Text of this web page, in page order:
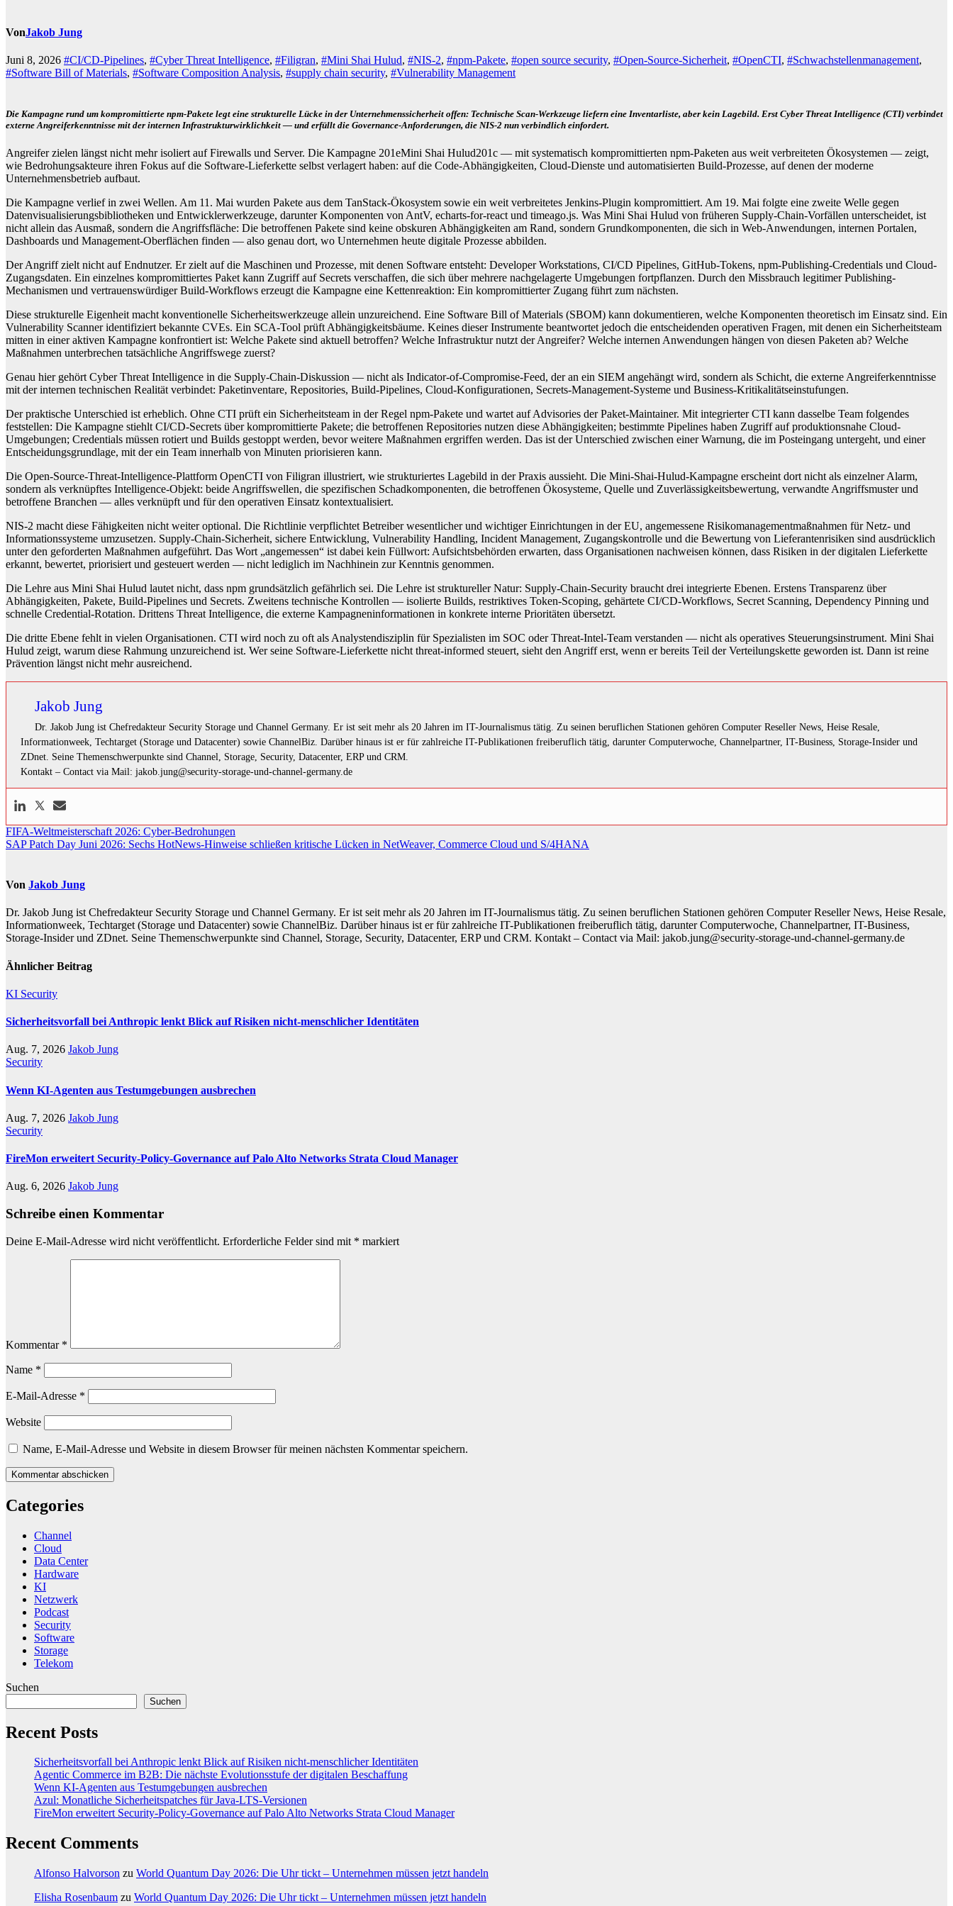
VonJakob Jung
Juni 8, 2026 #CI/CD-Pipelines, #Cyber Threat Intelligence, #Filigran, #Mini Shai Hulud, #NIS-2, #npm-Pakete, #open source security, #Open-Source-Sicherheit, #OpenCTI, #Schwachstellenmanagement,
#Software Bill of Materials, #Software Composition Analysis, #supply chain security, #Vulnerability Management
Die Kampagne rund um kompromittierte npm-Pakete legt eine strukturelle Lücke in der Unternehmenssicherheit offen: Technische Scan-Werkzeuge liefern eine Inventarliste, aber kein Lagebild. Erst Cyber Threat Intelligence (CTI) verbindet
externe Angreiferkenntnisse mit der internen Infrastrukturwirklichkeit — und erfüllt die Governance-Anforderungen, die NIS-2 nun verbindlich einfordert.
Angreifer zielen längst nicht mehr isoliert auf Firewalls und Server. Die Kampagne 201eMini Shai Hulud201c — mit systematisch kompromittierten npm-Paketen aus weit verbreiteten Ökosystemen — zeigt,
wie Bedrohungsakteure ihren Fokus auf die Software-Lieferkette selbst verlagert haben: auf die Code-Abhängigkeiten, Cloud-Dienste und automatisierten Build-Prozesse, auf denen der moderne
Unternehmensbetrieb aufbaut.
Die Kampagne verlief in zwei Wellen. Am 11. Mai wurden Pakete aus dem TanStack-Ökosystem sowie ein weit verbreitetes Jenkins-Plugin kompromittiert. Am 19. Mai folgte eine zweite Welle gegen
Datenvisualisierungsbibliotheken und Entwicklerwerkzeuge, darunter Komponenten von AntV, echarts-for-react und timeago.js. Was Mini Shai Hulud von früheren Supply-Chain-Vorfällen unterscheidet, ist
nicht allein das Ausmaß, sondern die Angriffsfläche: Die betroffenen Pakete sind keine obskuren Abhängigkeiten am Rand, sondern Grundkomponenten, die sich in Web-Anwendungen, internen Portalen,
Dashboards und Management-Oberflächen finden — also genau dort, wo Unternehmen heute digitale Prozesse abbilden.
Der Angriff zielt nicht auf Endnutzer. Er zielt auf die Maschinen und Prozesse, mit denen Software entsteht: Developer Workstations, CI/CD Pipelines, GitHub-Tokens, npm-Publishing-Credentials und Cloud-
Zugangsdaten. Ein einzelnes kompromittiertes Paket kann Zugriff auf Secrets verschaffen, die sich über mehrere nachgelagerte Umgebungen fortpflanzen. Durch den Missbrauch legitimer Publishing-
Mechanismen und vertrauenswürdiger Build-Workflows erzeugt die Kampagne eine Kettenreaktion: Ein kompromittierter Zugang führt zum nächsten.
Diese strukturelle Eigenheit macht konventionelle Sicherheitswerkzeuge allein unzureichend. Eine Software Bill of Materials (SBOM) kann dokumentieren, welche Komponenten theoretisch im Einsatz sind. Ein
Vulnerability Scanner identifiziert bekannte CVEs. Ein SCA-Tool prüft Abhängigkeitsbäume. Keines dieser Instrumente beantwortet jedoch die entscheidenden operativen Fragen, mit denen ein Sicherheitsteam
mitten in einer aktiven Kampagne konfrontiert ist: Welche Pakete sind aktuell betroffen? Welche Infrastruktur nutzt der Angreifer? Welche internen Anwendungen hängen von diesen Paketen ab? Welche
Maßnahmen unterbrechen tatsächliche Angriffswege zuerst?
Genau hier gehört Cyber Threat Intelligence in die Supply-Chain-Diskussion — nicht als Indicator-of-Compromise-Feed, der an ein SIEM angehängt wird, sondern als Schicht, die externe Angreiferkenntnisse
mit der internen technischen Realität verbindet: Paketinventare, Repositories, Build-Pipelines, Cloud-Konfigurationen, Secrets-Management-Systeme und Business-Kritikalitätseinstufungen.
Der praktische Unterschied ist erheblich. Ohne CTI prüft ein Sicherheitsteam in der Regel npm-Pakete und wartet auf Advisories der Paket-Maintainer. Mit integrierter CTI kann dasselbe Team folgendes
feststellen: Die Kampagne stiehlt CI/CD-Secrets über kompromittierte Pakete; die betroffenen Repositories nutzen diese Abhängigkeiten; bestimmte Pipelines haben Zugriff auf produktionsnahe Cloud-
Umgebungen; Credentials müssen rotiert und Builds gestoppt werden, bevor weitere Maßnahmen ergriffen werden. Das ist der Unterschied zwischen einer Warnung, die im Posteingang untergeht, und einer
Entscheidungsgrundlage, mit der ein Team innerhalb von Minuten priorisieren kann.
Die Open-Source-Threat-Intelligence-Plattform OpenCTI von Filigran illustriert, wie strukturiertes Lagebild in der Praxis aussieht. Die Mini-Shai-Hulud-Kampagne erscheint dort nicht als einzelner Alarm,
sondern als verknüpftes Intelligence-Objekt: beide Angriffswellen, die spezifischen Schadkomponenten, die betroffenen Ökosysteme, Quelle und Zuverlässigkeitsbewertung, verwandte Angriffsmuster und
betroffene Branchen — alles verknüpft und für den operativen Einsatz kontextualisiert.
NIS-2 macht diese Fähigkeiten nicht weiter optional. Die Richtlinie verpflichtet Betreiber wesentlicher und wichtiger Einrichtungen in der EU, angemessene Risikomanagementmaßnahmen für Netz- und
Informationssysteme umzusetzen. Supply-Chain-Sicherheit, sichere Entwicklung, Vulnerability Handling, Incident Management, Zugangskontrolle und die Bewertung von Lieferantenrisiken sind ausdrücklich
unter den geforderten Maßnahmen aufgeführt. Das Wort „angemessen“ ist dabei kein Füllwort: Aufsichtsbehörden erwarten, dass Organisationen nachweisen können, dass Risiken in der digitalen Lieferkette
erkannt, bewertet, priorisiert und gesteuert werden — nicht lediglich im Nachhinein zur Kenntnis genommen.
Die Lehre aus Mini Shai Hulud lautet nicht, dass npm grundsätzlich gefährlich sei. Die Lehre ist struktureller Natur: Supply-Chain-Security braucht drei integrierte Ebenen. Erstens Transparenz über
Abhängigkeiten, Pakete, Build-Pipelines und Secrets. Zweitens technische Kontrollen — isolierte Builds, restriktives Token-Scoping, gehärtete CI/CD-Workflows, Secret Scanning, Dependency Pinning und
schnelle Credential-Rotation. Drittens Threat Intelligence, die externe Kampagneninformationen in konkrete interne Prioritäten übersetzt.
Die dritte Ebene fehlt in vielen Organisationen. CTI wird noch zu oft als Analystendisziplin für Spezialisten im SOC oder Threat-Intel-Team verstanden — nicht als operatives Steuerungsinstrument. Mini Shai
Hulud zeigt, warum diese Rahmung unzureichend ist. Wer seine Software-Lieferkette nicht threat-informed steuert, sieht den Angriff erst, wenn er bereits Teil der Verteilungskette geworden ist. Dann ist reine
Prävention längst nicht mehr ausreichend.
Jakob Jung
Dr. Jakob Jung ist Chefredakteur Security Storage und Channel Germany. Er ist seit mehr als 20 Jahren im IT-Journalismus tätig. Zu seinen beruflichen Stationen gehören Computer Reseller News, Heise Resale,
Informationweek, Techtarget (Storage und Datacenter) sowie ChannelBiz. Darüber hinaus ist er für zahlreiche IT-Publikationen freiberuflich tätig, darunter Computerwoche, Channelpartner, IT-Business, Storage-Insider und
ZDnet. Seine Themenschwerpunkte sind Channel, Storage, Security, Datacenter, ERP und CRM.
Kontakt – Contact via Mail: jakob.jung@security-storage-und-channel-germany.de
Beitragsnavigation
FIFA-Weltmeisterschaft 2026: Cyber-Bedrohungen
SAP Patch Day Juni 2026: Sechs HotNews-Hinweise schließen kritische Lücken in NetWeaver, Commerce Cloud und S/4HANA
Von Jakob Jung
Dr. Jakob Jung ist Chefredakteur Security Storage und Channel Germany. Er ist seit mehr als 20 Jahren im IT-Journalismus tätig. Zu seinen beruflichen Stationen gehören Computer Reseller News, Heise Resale,
Informationweek, Techtarget (Storage und Datacenter) sowie ChannelBiz. Darüber hinaus ist er für zahlreiche IT-Publikationen freiberuflich tätig, darunter Computerwoche, Channelpartner, IT-Business,
Storage-Insider und ZDnet. Seine Themenschwerpunkte sind Channel, Storage, Security, Datacenter, ERP und CRM. Kontakt – Contact via Mail: jakob.jung@security-storage-und-channel-germany.de
Ähnlicher Beitrag
KI Security
Sicherheitsvorfall bei Anthropic lenkt Blick auf Risiken nicht-menschlicher Identitäten
Aug. 7, 2026 Jakob Jung
Security
Wenn KI-Agenten aus Testumgebungen ausbrechen
Aug. 7, 2026 Jakob Jung
Security
FireMon erweitert Security-Policy-Governance auf Palo Alto Networks Strata Cloud Manager
Aug. 6, 2026 Jakob Jung
Schreibe einen Kommentar
Deine E-Mail-Adresse wird nicht veröffentlicht. Erforderliche Felder sind mit * markiert
Kommentar *
Name *
E-Mail-Adresse *
Website
Name, E-Mail-Adresse und Website in diesem Browser für meinen nächsten Kommentar speichern.
Categories
Channel
Cloud
Data Center
Hardware
KI
Netzwerk
Podcast
Security
Software
Storage
Telekom
Suchen
Suchen
Recent Posts
Sicherheitsvorfall bei Anthropic lenkt Blick auf Risiken nicht-menschlicher Identitäten
Agentic Commerce im B2B: Die nächste Evolutionsstufe der digitalen Beschaffung
Wenn KI-Agenten aus Testumgebungen ausbrechen
Azul: Monatliche Sicherheitspatches für Java-LTS-Versionen
FireMon erweitert Security-Policy-Governance auf Palo Alto Networks Strata Cloud Manager
Recent Comments
Alfonso Halvorson zu World Quantum Day 2026: Die Uhr tickt – Unternehmen müssen jetzt handeln
Elisha Rosenbaum zu World Quantum Day 2026: Die Uhr tickt – Unternehmen müssen jetzt handeln